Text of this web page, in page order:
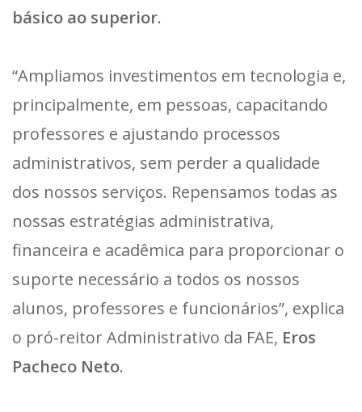
básico ao superior.
“Ampliamos investimentos em tecnologia e,
principalmente, em pessoas, capacitando
professores e ajustando processos
administrativos, sem perder a qualidade
dos nossos serviços. Repensamos todas as
nossas estratégias administrativa,
financeira e acadêmica para proporcionar o
suporte necessário a todos os nossos
alunos, professores e funcionários”, explica
o pró-reitor Administrativo da FAE, Eros
Pacheco Neto.